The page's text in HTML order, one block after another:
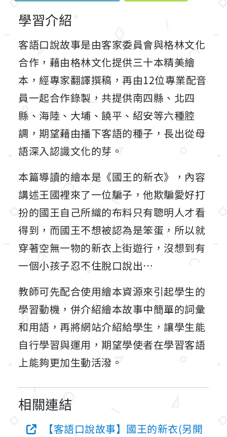
學習介紹
客語口說故事是由客家委員會與格林文化
合作，藉由格林文化提供三十本精美繪
本，經專家翻譯撰稿，再由12位專業配音
員一起合作錄製，共提供南四縣、北四
縣、海陸、大埔、饒平、紹安等六種腔
調，期望藉由播下客語的種子，長出從母
語深入認識文化的芽。
本篇導讀的繪本是《國王的新衣》，內容
講述王國裡來了一位騙子，他欺騙愛好打
扮的國王自己所織的布料只有聰明人才看
得到，而國王不想被認為是笨蛋，所以就
穿著空無一物的新衣上街遊行，沒想到有
一個小孩子忍不住脫口說出…
教師可先配合使用繪本資源來引起學生的
學習動機，併介紹繪本故事中簡單的詞彙
和用語，再將網站介紹給學生，讓學生能
自行學習與運用，期望學使者在學習客語
上能夠更加生動活潑。
相關連結
【客語口說故事】國王的新衣(另開